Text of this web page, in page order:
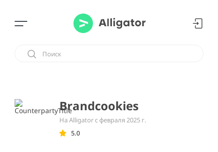
Brandcookies
На Alligator с февраля 2025 г.
5.0